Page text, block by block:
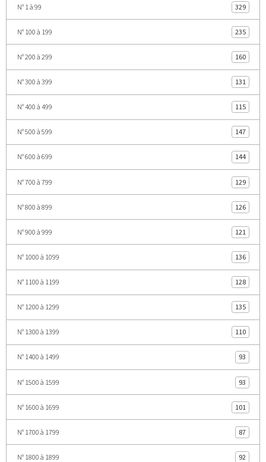
N° 1 à 99 329
N° 100 à 199 235
N° 200 à 299 160
N° 300 à 399 131
N° 400 à 499 115
N° 500 à 599 147
N° 600 à 699 144
N° 700 à 799 129
N° 800 à 899 126
N° 900 à 999 121
N° 1000 à 1099 136
N° 1100 à 1199 128
N° 1200 à 1299 135
N° 1300 à 1399 110
N° 1400 à 1499 93
N° 1500 à 1599 93
N° 1600 à 1699 101
N° 1700 à 1799 87
N° 1800 à 1899 92